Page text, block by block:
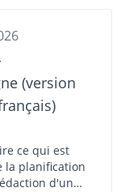
von
-
Live-Chat
(version
ce qui est
la planification
d'un